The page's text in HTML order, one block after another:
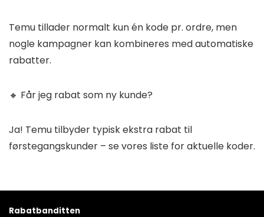
Temu tillader normalt kun én kode pr. ordre, men
nogle kampagner kan kombineres med automatiske
rabatter.
🔸 Får jeg rabat som ny kunde?
Ja! Temu tilbyder typisk ekstra rabat til
førstegangskunder – se vores liste for aktuelle koder.
Rabatbanditten